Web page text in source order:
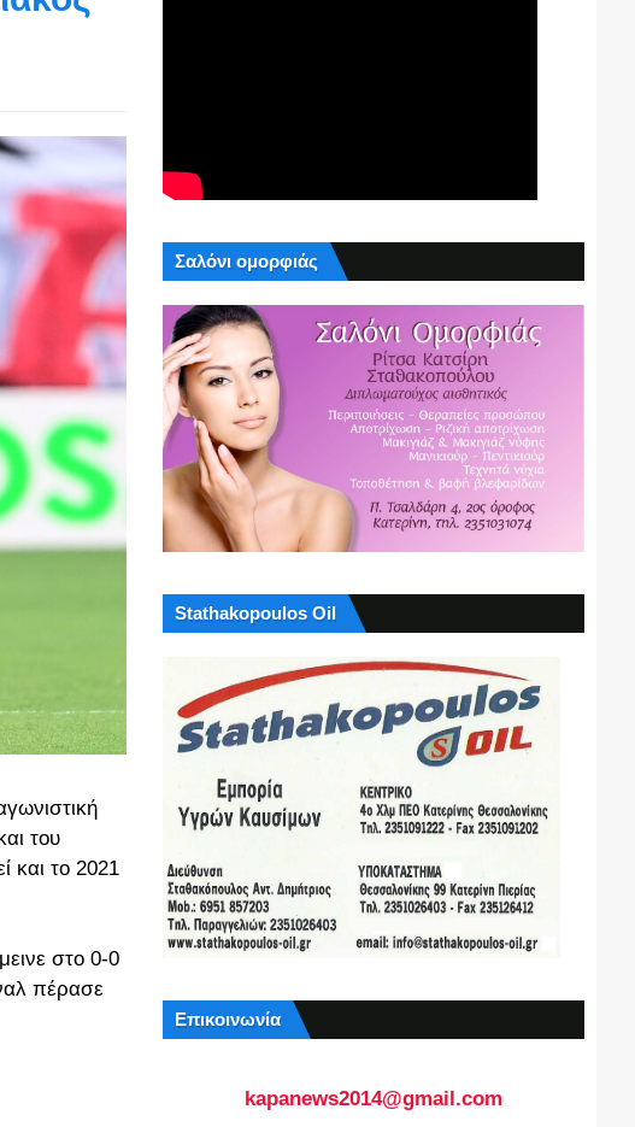
του
και το 2021
στο 0-0
πέρασε
Σαλόνι ομορφιάς
Stathakopoulos Oil
Επικοινωνία
kapanews2014@gmail.com